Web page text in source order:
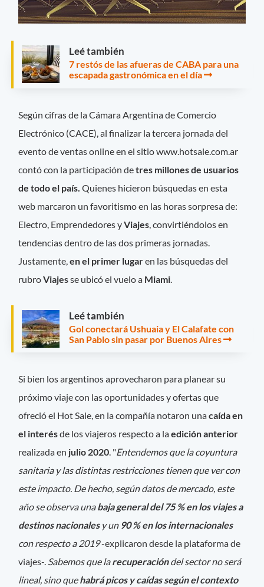
Leé también
7 restós de las afueras de CABA para una
escapada gastronómica en el día
Según cifras de la Cámara Argentina de Comercio
Electrónico (CACE), al finalizar la tercera jornada del
evento de ventas online en el sitio www.hotsale.com.ar
contó con la participación detres millones de usuarios
de todo el país.Quienes hicieron búsquedas en esta
web marcaron un favoritismo en las horas sorpresa de:
Electro, Emprendedores yViajes , convirtiéndolos en
tendencias dentro de las dos primeras jornadas.
Justamente,en el primer lugaren las búsquedas del
rubroViajesse ubicó el vuelo a Miami
Leé también
Gol conectará Ushuaia y El Calafate con
San Pablo sin pasar por Buenos Aires
Si bien los argentinos aprovecharon para planear su
próximo viaje con las oportunidades y ofertas que
ofreció el Hot Sale, en la compañía notaron unacaída en
el interésde los viajeros respecto a laedición anterior
realizada en julio 2020. "Entendemos que la coyuntura
sanitaria y las distintas restricciones tienen que ver con
este impacto. De hecho, según datos de mercado, este
año se observa unabaja general del 75 % en los viajes a
destinos nacionalesy un 90 % en los internacionales
con respecto a 2019-explicaron desde la plataforma de
viajes-. Sabemos que larecuperacióndel sector no será
lineal, sino quehabrá picos y caídas según el contexto